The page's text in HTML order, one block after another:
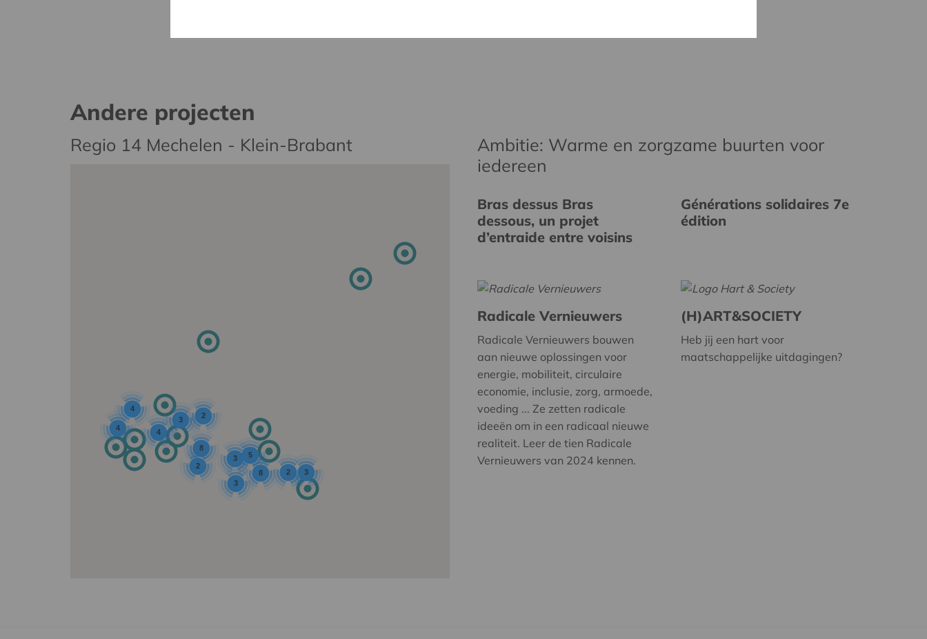
Andere projecten
Regio 14 Mechelen - Klein-Brabant
8
4
8
2
2
5
3
4
4
3
2
3
3
Ambitie: Warme en zorgzame buurten voor
iedereen
Bras dessus Bras
dessous, un projet
d’entraide entre voisins
Générations solidaires 7e
édition
Radicale Vernieuwers
Radicale Vernieuwers bouwen
aan nieuwe oplossingen voor
energie, mobiliteit, circulaire
economie, inclusie, zorg, armoede,
voeding ... Ze zetten radicale
ideeën om in een radicaal nieuwe
realiteit. Leer de tien Radicale
Vernieuwers van 2024 kennen.
(H)ART&SOCIETY
Heb jij een hart voor
maatschappelijke uitdagingen?